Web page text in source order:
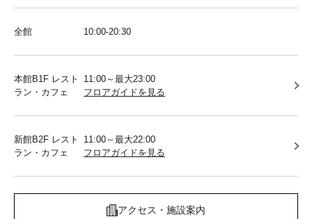
全館 10:00-20:30
本館B1F レスト
ラン・カフェ
11:00～最大23:00
フロアガイドを見る
新館B2F レスト
ラン・カフェ
11:00～最大22:00
フロアガイドを見る
アクセス・施設案内